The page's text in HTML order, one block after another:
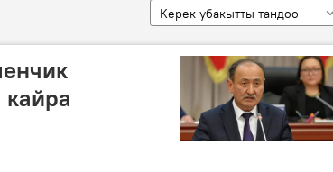
Керек убакытты тандоо